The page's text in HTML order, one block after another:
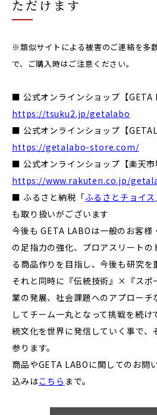
ただけます
※類似サイトによる被害のご連絡を多
で、ご購入時はご注意ください。
■ 公式オンラインショップ【GETA
https://tsuku2.jp/getalabo
■ 公式オンラインショップ【
https://getalabo-store.com/
■ 公式オンラインショップ【楽天市
https://www.rakuten.co.jp/
■ ふるさと納税「ふるさとチョイス
も取り扱いがございます
今後も GETA LABOは一般のお客様
の足指力の強化、プロアスリート
る商品作りを目指し、今後も研究を
それと同時に『伝統技術』×『スポ
業の発展、社会課題へのアプローチ
してチーム一丸となって挑戦を続
統文化を世界に発信していく事で、
参ります。
商品やGETA LABOに関してのお問
込みはこちら まで。